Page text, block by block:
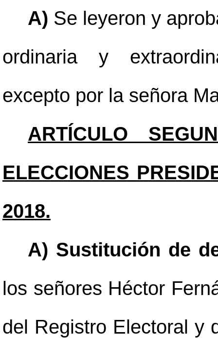
A) Se leyeron y
ordinaria y
excepto por la señora
ARTÍCULO
ELECCIONES
2018.
A) Sustitución de
los señores Héctor
del Registro Electoral y